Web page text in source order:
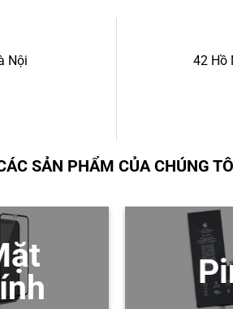
Nội
42 Hồ
SẢN PHẨM CỦA CHÚNG